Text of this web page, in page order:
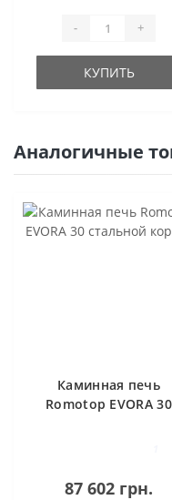
- +
КУПИТЬ
Аналогичные
Каминная печь
Romotop EVORA 30
87 602 грн.